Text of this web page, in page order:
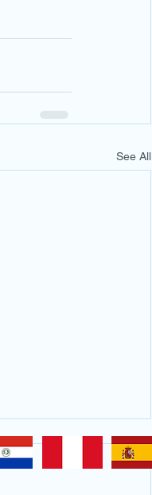
See All